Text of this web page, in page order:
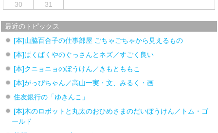
30
31
最近のトピックス
[本]山脇百合子の仕事部屋 ごちゃごちゃから見えるもの
[本]ぱくぱくやのぐっさんとネズ／すごく良い
[本]クニョニョのぼうけん／きもとももこ
[本]がっぴちゃん／高山一実・文、みるく・画
住友銀行の「ゆきんこ」
[本]木のロボットと丸太のおひめさまのだいぼうけん／トム・ゴ
ールド